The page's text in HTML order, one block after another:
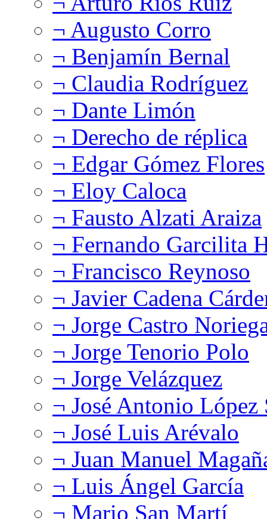
¬ Augusto Corro
¬ Benjamín Bernal
¬ Claudia Rodríguez
¬ Dante Limón
¬ Derecho de réplica
¬ Edgar Gómez Flores
¬ Eloy Caloca
¬ Fausto Alzati Araiza
¬ Fernando Garcilita
¬ Francisco Reynoso
¬ Javier Cadena
¬ Jorge Castro
¬ Jorge Tenorio Polo
¬ Jorge Velázquez
¬ José Antonio López
¬ José Luis Arévalo
¬ Juan Manuel
¬ Luis Ángel García
¬ Mario San Martí